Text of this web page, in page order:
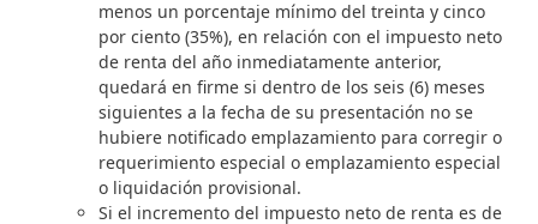
menos un porcentaje mínimo del treinta y cinco
por ciento (35%), en relación con el impuesto neto
de renta del año inmediatamente anterior,
quedará en firme si dentro de los seis (6) meses
siguientes a la fecha de su presentación no se
hubiere notificado emplazamiento para corregir o
requerimiento especial o emplazamiento especial
o liquidación provisional.
Si el incremento del impuesto neto de renta es de